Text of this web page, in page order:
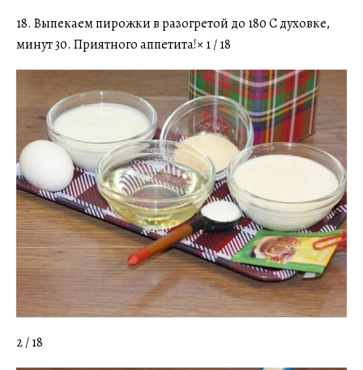
18. Выпекаем пирожки в разогретой до 180 С духовке,
минут 30. Приятного аппетита!× 1 / 18
2 / 18